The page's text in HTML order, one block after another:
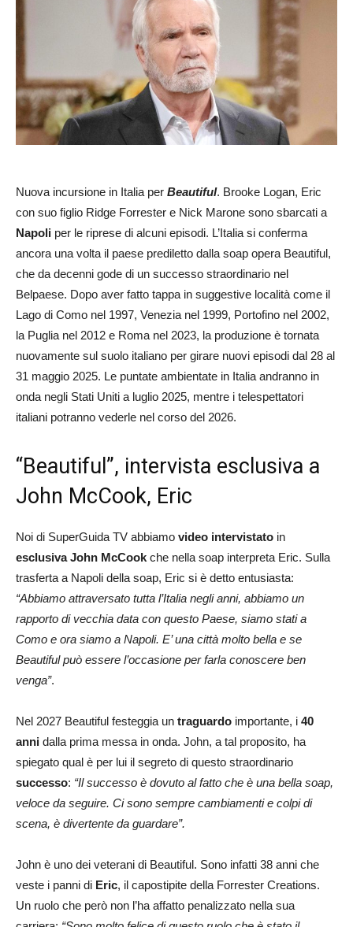
Nuova incursione in Italia per Beautiful. Brooke Logan, Eric
con suo figlio Ridge Forrester e Nick Marone sono sbarcati a
Napoli per le riprese di alcuni episodi. L’Italia si conferma
ancora una volta il paese prediletto dalla soap opera Beautiful,
che da decenni gode di un successo straordinario nel
Belpaese. Dopo aver fatto tappa in suggestive località come il
Lago di Como nel 1997, Venezia nel 1999, Portofino nel 2002,
la Puglia nel 2012 e Roma nel 2023, la produzione è tornata
nuovamente sul suolo italiano per girare nuovi episodi dal 28 al
31 maggio 2025. Le puntate ambientate in Italia andranno in
onda negli Stati Uniti a luglio 2025, mentre i telespettatori
italiani potranno vederle nel corso del 2026.
“Beautiful”, intervista esclusiva a
John McCook, Eric
Noi di SuperGuida TV abbiamo video intervistato in
esclusiva John McCook che nella soap interpreta Eric. Sulla
trasferta a Napoli della soap, Eric si è detto entusiasta:
“Abbiamo attraversato tutta l’Italia negli anni, abbiamo un
rapporto di vecchia data con questo Paese, siamo stati a
Como e ora siamo a Napoli. E’ una città molto bella e se
Beautiful può essere l’occasione per farla conoscere ben
venga”.
Nel 2027 Beautiful festeggia un traguardo importante, i 40
anni dalla prima messa in onda. John, a tal proposito, ha
spiegato qual è per lui il segreto di questo straordinario
successo: “Il successo è dovuto al fatto che è una bella soap,
veloce da seguire. Ci sono sempre cambiamenti e colpi di
scena, è divertente da guardare”.
John è uno dei veterani di Beautiful. Sono infatti 38 anni che
veste i panni di Eric, il capostipite della Forrester Creations.
Un ruolo che però non l’ha affatto penalizzato nella sua